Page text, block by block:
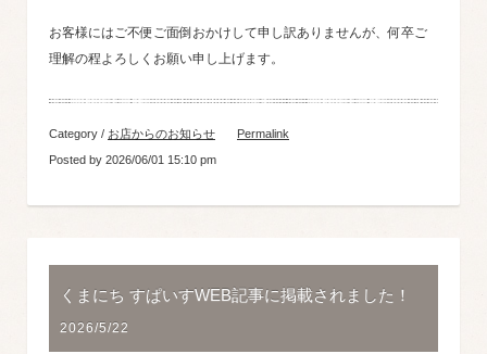
お客様にはご不便ご面倒おかけして申し訳ありませんが、何卒ご
理解の程よろしくお願い申し上げます。
Category / お店からのお知らせ
Permalink
Posted by 2026/06/01 15:10 pm
くまにち すぱいすWEB記事に掲載されました！
2026/5/22